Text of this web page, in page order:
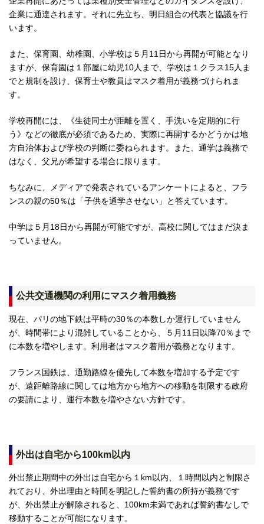
企業に通達されます。それに先立ち、明日組合の代表と協議を行
います。
また、保育園、幼稚園、小学校は５月11日から再開が可能となり
ますが、保育園は１部屋に幼児10人まで、学校は１クラス15人ま
でと規制を設け、保育士や教員はマスク着用が義務づけられま
す。
学校再開には、《生徒同士が距離を置く、手洗いを定期的に行
う》などの徹底が必須であるため、実際に再開するかどうかは地
方自治体および学校の判断に委ねられます。また、通学は義務で
はなく、父兄が希望する場合に限ります。
ちなみに、メディアで発表されているアンケートによると、フラ
ンスの親の50％は「子供を通学させない」と答えています。
中学は５月18日から再開が可能ですが、高校に関してはまだ決ま
っていません。
公共交通機関の利用にマスク着用義務
現在、パリの地下鉄は平時の30％の本数しか運行していません
が、時間帯により混雑していることから、５月11日以降70％まで
に本数を増やします。利用者はマスク着用が義務となります。
フランス国鉄は、通勤路線を優先して本数を増加する予定です
が、遠距離路線に関しては地方から地方への移動を制限する政府
の要請により、運行本数を増やさない方針です。
外出は自宅から100km以内
外出禁止期間中の外出は自宅から１km以内、１時間以内と制限さ
れており、外出理由と時間を明記した誓約書の所持が義務です
が、外出禁止が解除されると、100km未満であれば誓約書なしで
移動することが可能になります。